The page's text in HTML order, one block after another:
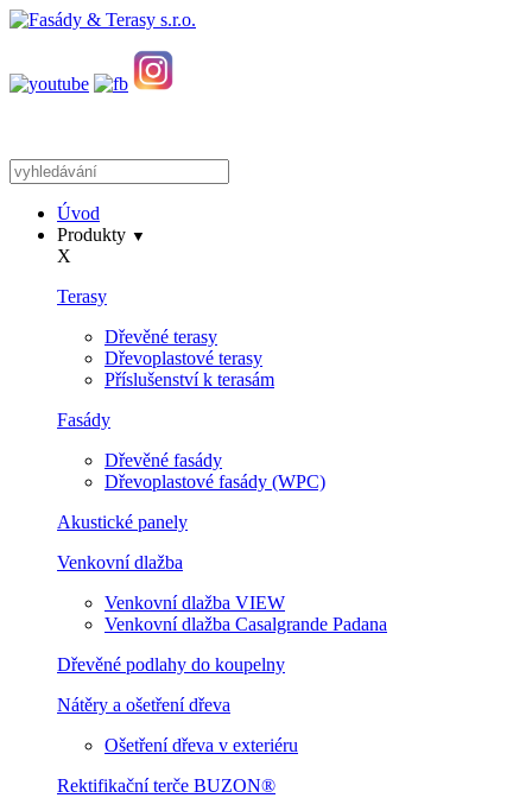
Úvod
Produkty ▼
X
Terasy
Dřevěné terasy
Dřevoplastové terasy
Příslušenství k terasám
Fasády
Dřevěné fasády
Dřevoplastové fasády (WPC)
Akustické panely
Venkovní dlažba
Venkovní dlažba VIEW
Venkovní dlažba Casalgrande Padana
Dřevěné podlahy do koupelny
Nátěry a ošetření dřeva
Ošetření dřeva v exteriéru
Rektifikační terče BUZON®